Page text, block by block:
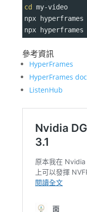
cd
my-video
npx hyperframes
npx
參考資訊
HyperFrames
HyperFrames
ListenHub